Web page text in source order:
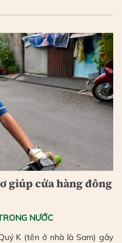
giúp cửa hàng đông
NƯỚC
K (tên ở nhà là Sam) gây